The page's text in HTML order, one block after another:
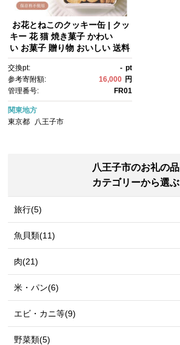
お花とねこのクッキー缶 | クッ
キー 花 猫 焼き菓子 かわい
い お菓子 贈り物 おいしい 送料
交換pt: - pt
参考寄附額:
16,000 円
管理番号:
FR01
関東地方
東京都
八王子市
八王子市のお礼の品
カテゴリーから選ぶ
旅行(5)
魚貝類(11)
肉(21)
米・パン(6)
エビ・カニ等(9)
野菜類(5)